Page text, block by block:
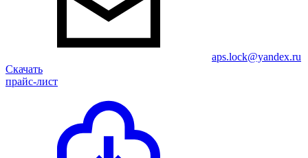
aps.lock@yandex.ru
Скачать
прайс-лист